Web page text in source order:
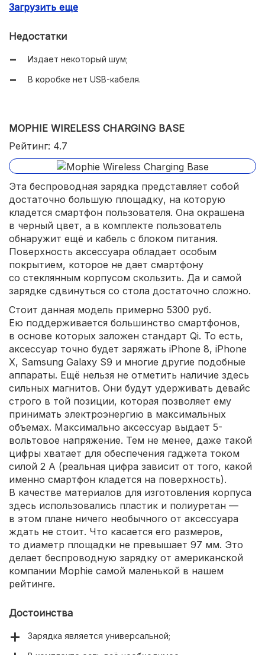
Подходит для многих смартфонов Samsung;
Устройство распространено во многих российских
Загрузить еще
Недостатки
Издает некоторый шум;
В коробке нет USB-кабеля.
MOPHIE WIRELESS CHARGING BASE
Рейтинг: 4.7
Эта беспроводная зарядка представляет собой
достаточно большую площадку, на которую
кладется смартфон пользователя. Она окрашена
в черный цвет, а в комплекте пользователь
обнаружит ещё и кабель с блоком питания.
Поверхность аксессуара обладает особым
покрытием, которое не дает смартфону
со стеклянным корпусом скользить. Да и самой
зарядке сдвинуться со стола достаточно сложно.
Стоит данная модель примерно 5300 руб.
Ею поддерживается большинство смартфонов,
в основе которых заложен стандарт Qi. То есть,
аксессуар точно будет заряжать iPhone 8, iPhone
X, Samsung Galaxy S9 и многие другие подобные
аппараты. Ещё нельзя не отметить наличие здесь
сильных магнитов. Они будут удерживать девайс
строго в той позиции, которая позволяет ему
принимать электроэнергию в максимальных
объемах. Максимально аксессуар выдает 5-
вольтовое напряжение. Тем не менее, даже такой
цифры хватает для обеспечения гаджета током
силой 2 А (реальная цифра зависит от того, какой
именно смартфон кладется на поверхность).
В качестве материалов для изготовления корпуса
здесь использовались пластик и полиуретан —
в этом плане ничего необычного от аксессуара
ждать не стоит. Что касается его размеров,
то диаметр площадки не превышает 97 мм. Это
делает беспроводную зарядку от американской
компании Mophie самой маленькой в нашем
рейтинге.
Достоинства
Зарядка является универсальной;